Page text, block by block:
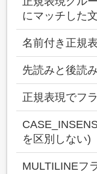
にマッチした
名前付き正規
先読みと後読
正規表現でフ
を区別しない)
MULTILINEフ